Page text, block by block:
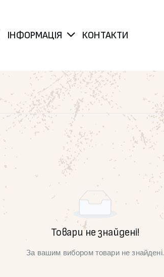
ІНФОРМАЦІЯ КОНТАКТИ
Товари не знайдені!
За вашим вибором товари не знайдені.